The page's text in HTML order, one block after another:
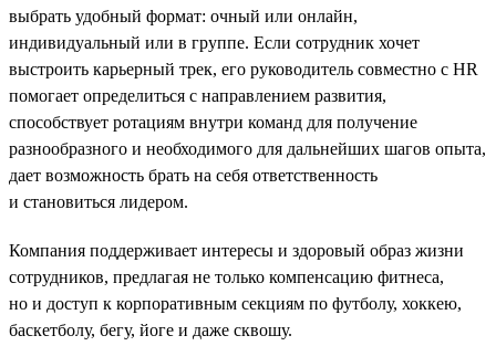
выбрать удобный формат: очный или онлайн,
индивидуальный или в группе. Если сотрудник хочет
выстроить карьерный трек, его руководитель совместно с HR
помогает определиться с направлением развития,
способствует ротациям внутри команд для получение
разнообразного и необходимого для дальнейших шагов опыта,
дает возможность брать на себя ответственность
и становиться лидером.
Компания поддерживает интересы и здоровый образ жизни
сотрудников, предлагая не только компенсацию фитнеса,
но и доступ к корпоративным секциям по футболу, хоккею,
баскетболу, бегу, йоге и даже сквошу.